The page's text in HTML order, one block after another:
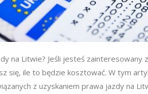
na Litwie? Jeśli jesteś zainteresowany
się, ile to będzie kosztować. W tym
z uzyskaniem prawa jazdy na